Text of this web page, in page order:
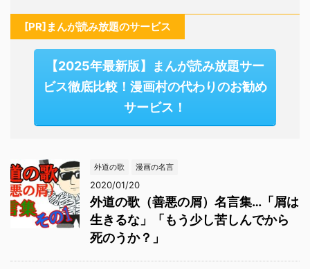
[PR]まんが読み放題のサービス
【2025年最新版】まんが読み放題サー
ビス徹底比較！漫画村の代わりのお勧め
サービス！
外道の歌 漫画の名言
2020/01/20
外道の歌（善悪の屑）名言集…「屑は
生きるな」「もう少し苦しんでから
死のうか？」